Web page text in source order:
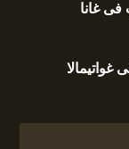
فى غانا